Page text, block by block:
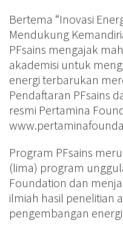
Bertema “Inovasi
Mendukung
PFsains mengajak
akademisi untuk
energi terbarukan
Pendaftaran PFsains
resmi Pertamina
Program PFsains
(lima) program
Foundation dan
ilmiah hasil penelitian
pengembangan